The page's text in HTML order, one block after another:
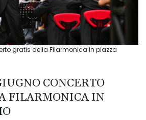
gratis della Filarmonica in piazza
CONCERTO
FILARMONICA IN